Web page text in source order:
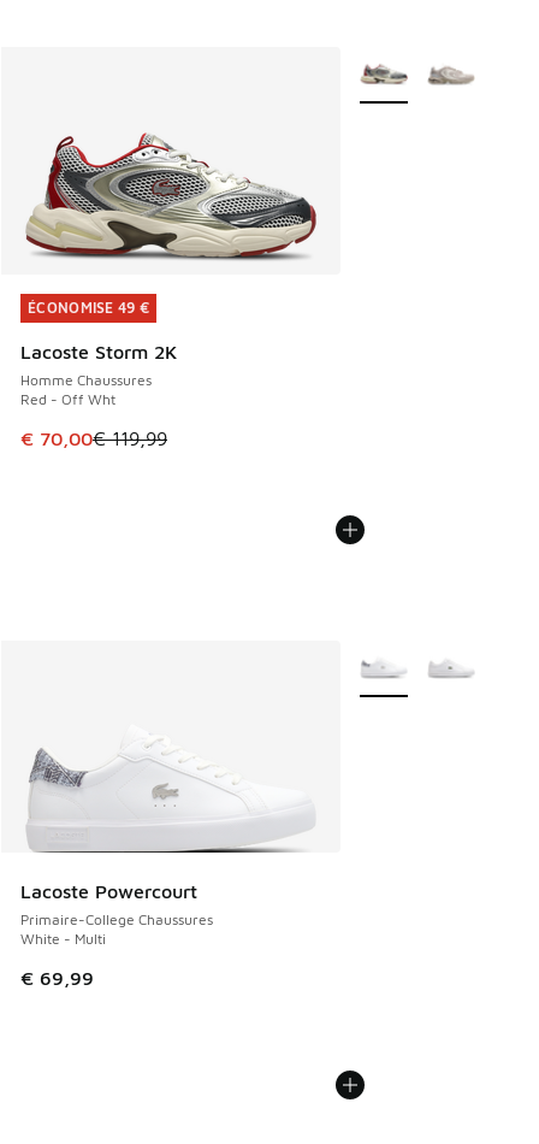
ÉCONOMISE 49 €
Lacoste Storm 2K
Homme Chaussures
Red - Off Wht
Cet article est en promotion. Prix en baisse de € 119,99 à
€ 70,00€ 119,99
ÉCONOMISE 49 €
Plus de couleurs
Lacoste Powercourt
Primaire-College Chaussures
White - Multi
€ 69,99
Plus de couleurs